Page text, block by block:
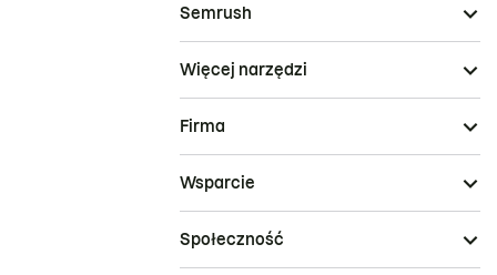
Semrush
Więcej narzędzi
Firma
Wsparcie
Społeczność